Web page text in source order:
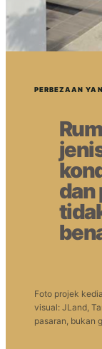
PERBEZAAN
dan
Foto projek
visual: JLand,
pasaran, bukan